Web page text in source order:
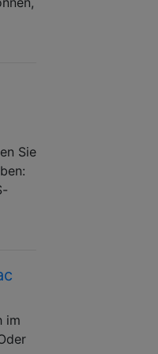
Sie
im